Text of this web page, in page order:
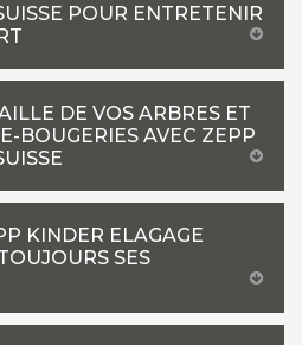
POUR ENTRETENIR
DE VOS ARBRES ET
BOUGERIES AVEC ZEPP
KINDER ELAGAGE
SES